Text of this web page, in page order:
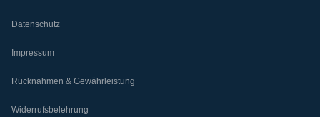
Datenschutz
Impressum
Rücknahmen & Gewährleistung
Widerrufsbelehrung